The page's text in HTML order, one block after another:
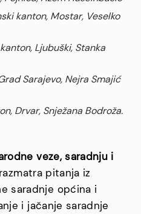
kanton, Mostar, Veselko
Ljubuški, Stanka
Sarajevo, Nejra Smajić
Drvar, Snježana Bodroža.
veze, saradnju i
razmatra pitanja iz
saradnje općina i
i jačanje saradnje